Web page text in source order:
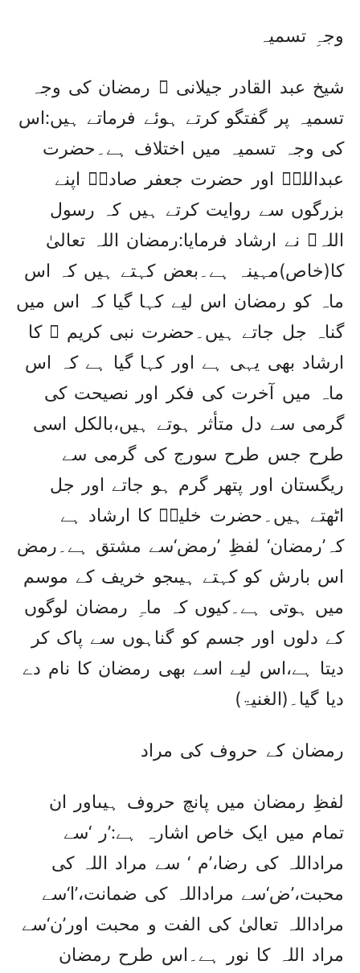
وجہِ تسمیہ
شیخ عبد القادر جیلانی ؒ رمضان کی وجہ
تسمیہ پر گفتگو کرتے ہوئے فرماتے ہیں:اس
کی وجہ تسمیہ میں اختلاف ہے۔حضرت
عبداللہؒ اور حضرت جعفر صادقؒ اپنے
بزرگوں سے روایت کرتے ہیں کہ رسول
اللہﷺ نے ارشاد فرمایا:رمضان اللہ تعالیٰ
کا(خاص)مہینہ ہے۔بعض کہتے ہیں کہ اس
ماہ کو رمضان اس لیے کہا گیا کہ اس میں
گناہ جل جاتے ہیں۔حضرت نبی کریم ﷺ کا
ارشاد بھی یہی ہے اور کہا گیا ہے کہ اس
ماہ میں آخرت کی فکر اور نصیحت کی
گرمی سے دل متأثر ہوتے ہیں،بالکل اسی
طرح جس طرح سورج کی گرمی سے
ریگستان اور پتھر گرم ہو جاتے اور جل
اٹھتے ہیں۔حضرت خلیلؒ کا ارشاد ہے
کہ’رمضان‘ لفظِ ’رمض‘سے مشتق ہے۔رمض
اس بارش کو کہتے ہیںجو خریف کے موسم
میں ہوتی ہے۔کیوں کہ ماہِ رمضان لوگوں
کے دلوں اور جسم کو گناہوں سے پاک کر
دیتا ہے،اس لیے اسے بھی رمضان کا نام دے
دیا گیا۔(الغنیۃ)
رمضان کے حروف کی مراد
لفظِ رمضان میں پانچ حروف ہیںاور ان
تمام میں ایک خاص اشارہ ہے:’ر ‘سے
مراداللہ کی رضا،’م ‘ سے مراد اللہ کی
محبت،’ض‘سے مراداللہ کی ضمانت،’ا‘سے
مراداللہ تعالیٰ کی الفت و محبت اور’ن‘سے
مراد اللہ کا نور ہے۔اس طرح رمضان